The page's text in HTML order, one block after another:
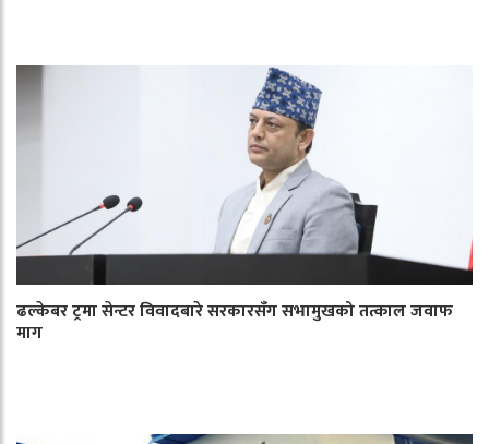
ढल्केबर ट्रमा सेन्टर विवादबारे सरकारसँग सभामुखको तत्काल जवाफ
माग